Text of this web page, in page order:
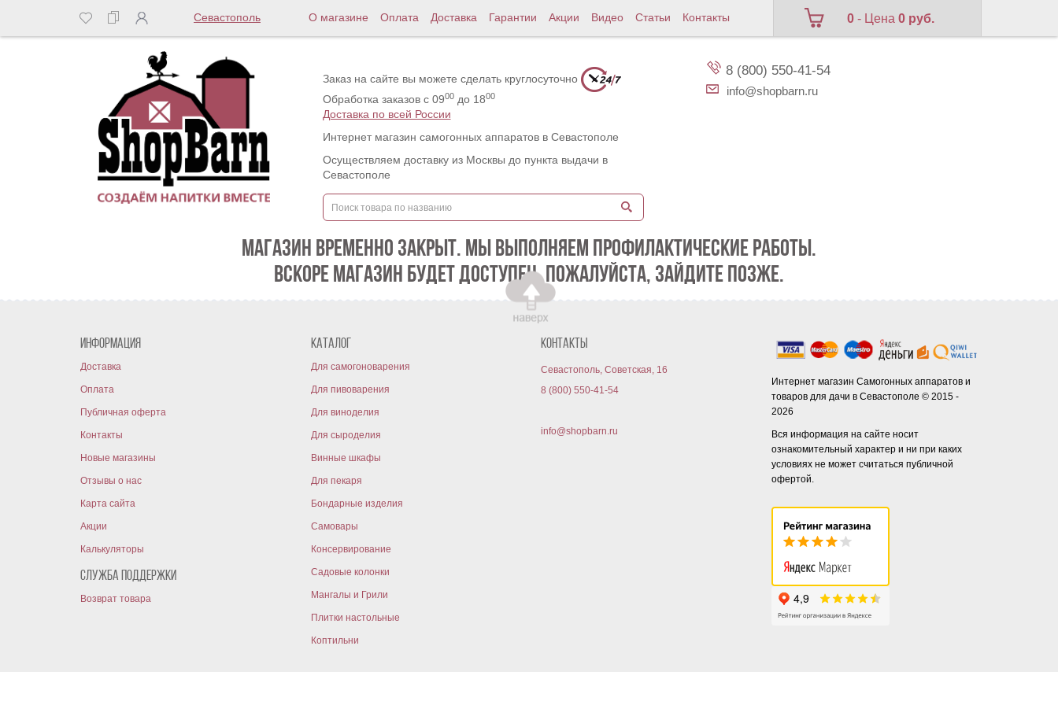
Севастополь О магазине Оплата Доставка Гарантии Акции Видео Статьи Контакты 0 - Цена0 руб.
Заказ на сайте вы можете сделать круглосуточно
Обработка заказов с 0900до 1800
Доставка по всей России
Интернет магазин самогонных аппаратов в Севастополе
Осуществляем доставку из Москвы до пункта выдачи в
Севастополе
8 (800) 550-41-54
info@shopbarn.ru
МАГАЗИН ВРЕМЕННО ЗАКРЫТ. МЫ ВЫПОЛНЯЕМ ПРОФИЛАКТИЧЕСКИЕ РАБОТЫ.
ВСКОРЕ МАГАЗИН БУДЕТ ДОСТУПЕН. ПОЖАЛУЙСТА, ЗАЙДИТЕ ПОЗЖЕ.
Информация
Доставка
Оплата
Публичная оферта
Контакты
Новые магазины
Отзывы о нас
Карта сайта
Акции
Калькуляторы
Служба поддержки
Возврат товара
Каталог
Для самогоноварения
Для пивоварения
Для виноделия
Для сыроделия
Винные шкафы
Для пекаря
Бондарные изделия
Самовары
Консервирование
Садовые колонки
Мангалы и Грили
Плитки настольные
Коптильни
Контакты
Севастополь, Советская, 16
8 (800) 550-41-54
info@shopbarn.ru
Интернет магазин Самогонных аппаратов и
товаров для дачи в Севастополе © 2015 -
2026
Вся информация на сайте носит
ознакомительный характер и ни при каких
условиях не может считаться публичной
офертой.